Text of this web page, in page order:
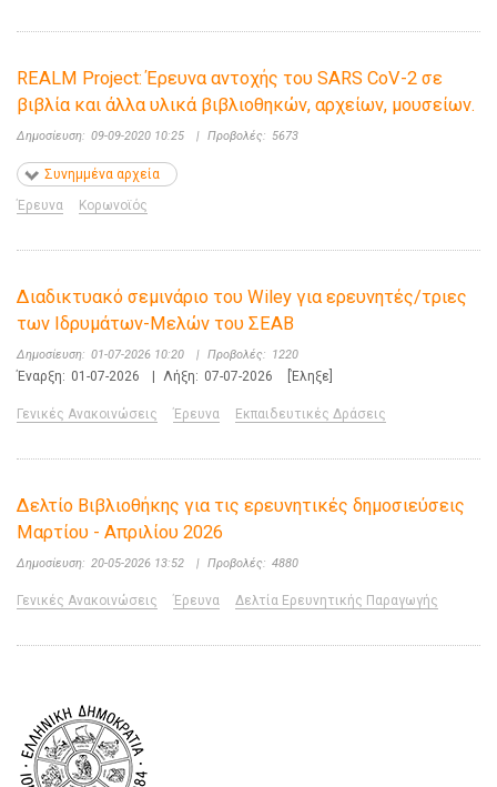
REALM Project: Έρευνα αντοχής του SARS CoV-2 σε
βιβλία και άλλα υλικά βιβλιοθηκών, αρχείων, μουσείων.
Δημοσίευση: 09-09-2020 10:25 | Προβολές: 5673
Συνημμένα αρχεία
Έρευνα
Κορωνοϊός
Διαδικτυακό σεμινάριο του Wiley για ερευνητές/τριες
των Ιδρυμάτων-Μελών του ΣΕΑΒ
Δημοσίευση: 01-07-2026 10:20 | Προβολές: 1220
Έναρξη: 01-07-2026 Λήξη: 07-07-2026 [Έληξε]
Γενικές Ανακοινώσεις Έρευνα Εκπαιδευτικές Δράσεις
Δελτίο Βιβλιοθήκης για τις ερευνητικές δημοσιεύσεις
Μαρτίου - Απριλίου 2026
Δημοσίευση: 20-05-2026 13:52 | Προβολές: 4880
Γενικές Ανακοινώσεις Έρευνα Δελτία Ερευνητικής Παραγωγής